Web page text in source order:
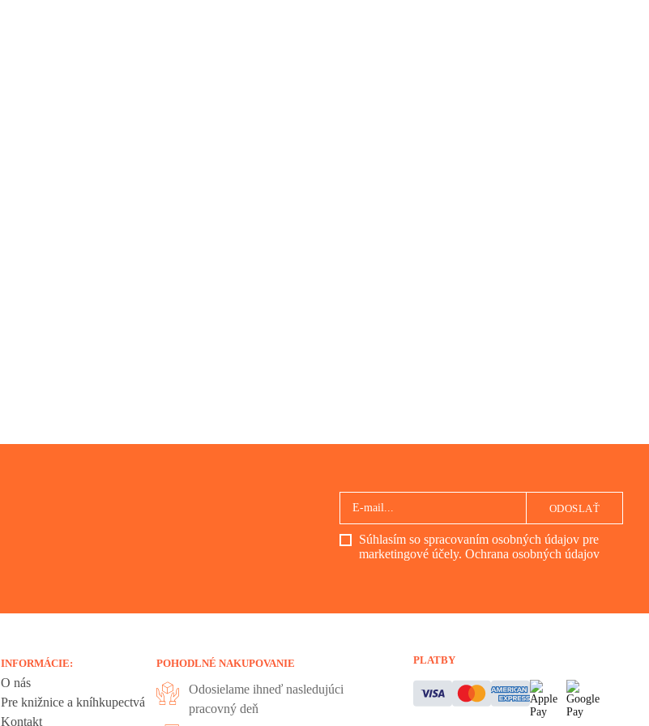
Súhlasím so spracovaním osobných údajov pre
marketingové účely. Ochrana osobných údajov
ODOSLAŤ
INFORMÁCIE:
O nás
Pre knižnice a kníhkupectvá
Kontakt
POHODLNÉ NAKUPOVANIE
Odosielame ihneď nasledujúci
pracovný deň
PLATBY